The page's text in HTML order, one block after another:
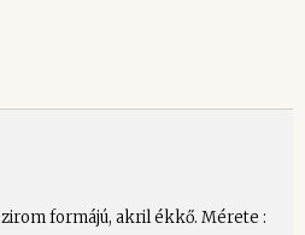
formájú, akril ékkő. Mérete :